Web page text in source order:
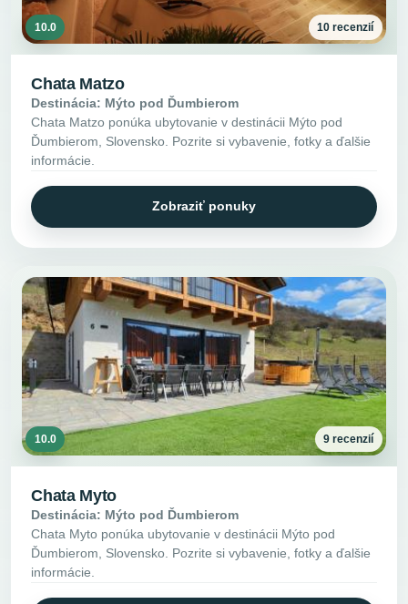
10.0 10 recenzií
Chata Matzo
Destinácia: Mýto pod Ďumbierom
Chata Matzo ponúka ubytovanie v destinácii Mýto pod
Ďumbierom, Slovensko. Pozrite si vybavenie, fotky a ďalšie
informácie.
Zobraziť ponuky
10.0 9 recenzií
Chata Myto
Destinácia: Mýto pod Ďumbierom
Chata Myto ponúka ubytovanie v destinácii Mýto pod
Ďumbierom, Slovensko. Pozrite si vybavenie, fotky a ďalšie
informácie.